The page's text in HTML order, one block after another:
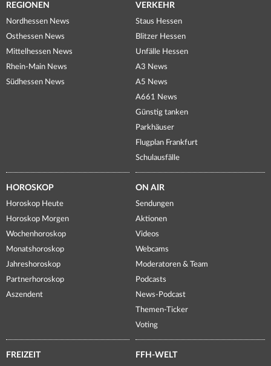
REGIONEN
Nordhessen News
Osthessen News
Mittelhessen News
Rhein-Main News
Südhessen News
VERKEHR
Staus Hessen
Blitzer Hessen
Unfälle Hessen
A3 News
A5 News
A661 News
Günstig tanken
Parkhäuser
Flugplan Frankfurt
Schulausfälle
HOROSKOP
Horoskop Heute
Horoskop Morgen
Wochenhoroskop
Monatshoroskop
Jahreshoroskop
Partnerhoroskop
Aszendent
ON AIR
Sendungen
Aktionen
Videos
Webcams
Moderatoren & Team
Podcasts
News-Podcast
Themen-Ticker
Voting
FREIZEIT FFH-WELT